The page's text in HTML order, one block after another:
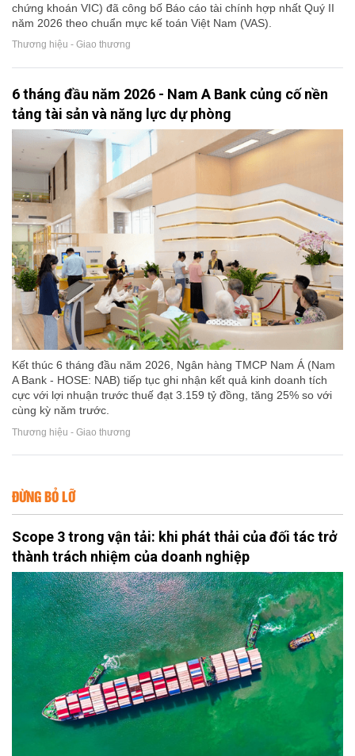
chứng khoán VIC) đã công bố Báo cáo tài chính hợp nhất Quý II
năm 2026 theo chuẩn mực kế toán Việt Nam (VAS).
Thương hiệu - Giao thương
6 tháng đầu năm 2026 - Nam A Bank củng cố nền
tảng tài sản và năng lực dự phòng
Kết thúc 6 tháng đầu năm 2026, Ngân hàng TMCP Nam Á (Nam
A Bank - HOSE: NAB) tiếp tục ghi nhận kết quả kinh doanh tích
cực với lợi nhuận trước thuế đạt 3.159 tỷ đồng, tăng 25% so với
cùng kỳ năm trước.
Thương hiệu - Giao thương
ĐỪNG BỎ LỠ
Scope 3 trong vận tải: khi phát thải của đối tác trở
thành trách nhiệm của doanh nghiệp